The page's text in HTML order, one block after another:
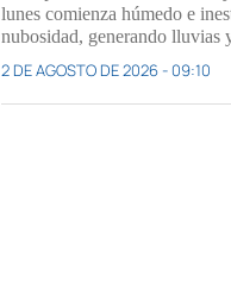
lunes comienza húmedo e
nubosidad, generando lluvias
2 DE AGOSTO DE 2026 - 09:10